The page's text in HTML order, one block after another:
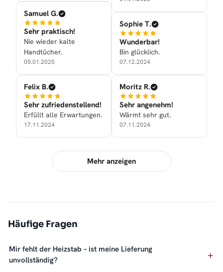
Samuel G.
Sehr praktisch!
Nie wieder kalte
Handtücher.
05.01.2025
Felix B.
Sehr zufriedenstellend!
Erfüllt alle Erwartungen.
17.11.2024
Sophie T.
Wunderbar!
Bin glücklich.
07.12.2024
Moritz R.
Sehr angenehm!
Wärmt sehr gut.
07.11.2024
Mehr anzeigen
Häufige Fragen
Mir fehlt der Heizstab – ist meine Lieferung
unvollständig?